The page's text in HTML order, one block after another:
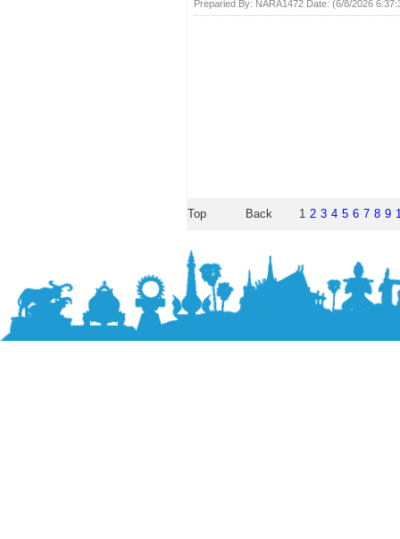
Preparied By: NARA1472 Date: (6/8/2026
Top Back 1 2 3 4 5 6 7 8 9